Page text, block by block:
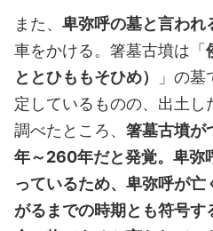
また、 卑弥呼の墓と言われ
車をかける。箸墓古墳は「
ととひももそひめ）
」の
定しているものの、出土
調べたところ、 箸墓古墳が
年～260年だと発覚。卑弥
っているため、卑弥呼が
がるまでの時期とも符号す